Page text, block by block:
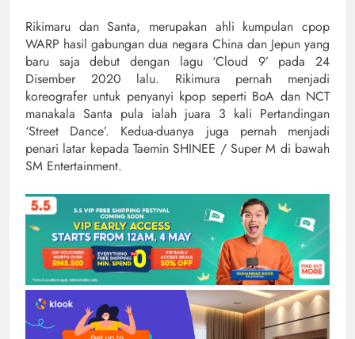
Rikimaru dan Santa, merupakan ahli kumpulan cpop
WARP hasil gabungan dua negara China dan Jepun yang
baru saja debut dengan lagu ‘Cloud 9’ pada 24
Disember 2020 lalu. Rikimura pernah menjadi
koreografer untuk penyanyi kpop seperti BoA dan NCT
manakala Santa pula ialah juara 3 kali Pertandingan
‘Street Dance’. Kedua-duanya juga pernah menjadi
penari latar kepada Taemin SHINEE / Super M di bawah
SM Entertainment.